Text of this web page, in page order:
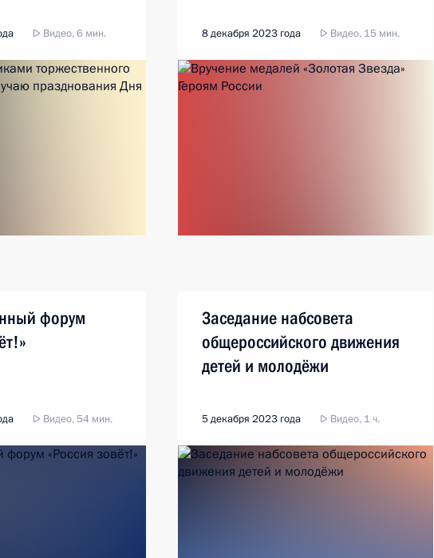
Видео, 6 мин. 8 декабря 2023 года Видео, 15 мин.
форум
Видео, 54 мин.
Заседание набсовета
общероссийского движения
детей и молодёжи
5 декабря 2023 года Видео, 1 ч.